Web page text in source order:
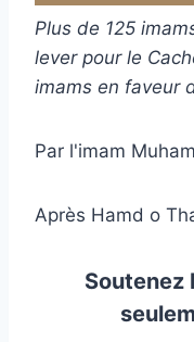
Plus de 125
lever pour le
imams en faveur
Par l'imam
Après Hamd o
Soutenez